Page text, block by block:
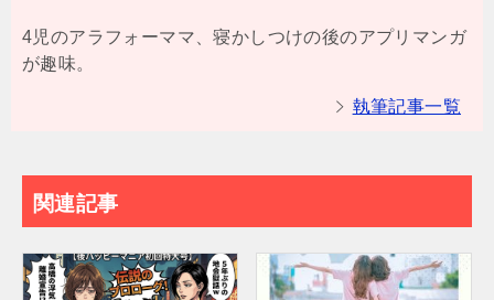
4児のアラフォーママ、寝かしつけの後のアプリマンガ
が趣味。
執筆記事一覧
関連記事